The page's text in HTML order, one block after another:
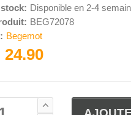
Disponible en 2-4
BEG72078
Begemot
24.90